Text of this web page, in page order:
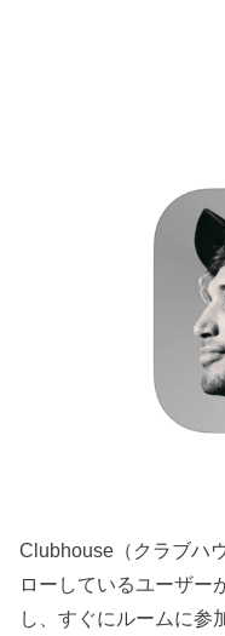
Clubhouse（クラブハ
ローしているユーザー
し、すぐにルームに参